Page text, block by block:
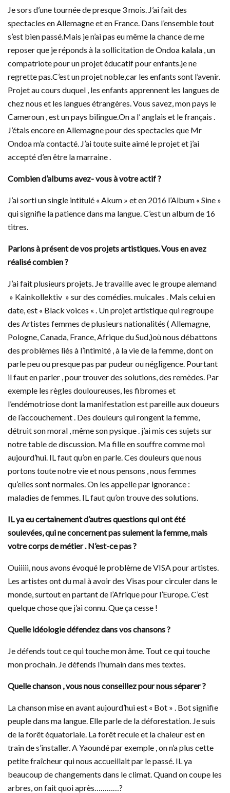
Je sors d’une tournée de presque 3 mois. J’ai fait des
spectacles en Allemagne et en France. Dans l’ensemble tout
s’est bien passé.Mais je n’ai pas eu même la chance de me
reposer que je réponds à la sollicitation de Ondoa kalala , un
compatriote pour un projet éducatif pour enfants.je ne
regrette pas.C’est un projet noble,car les enfants sont l’avenir.
Projet au cours duquel , les enfants apprennent les langues de
chez nous et les langues étrangères. Vous savez, mon pays le
Cameroun , est un pays bilingue.On a l’ anglais et le français .
J’étais encore en Allemagne pour des spectacles que Mr
Ondoa m’a contacté. J’ai toute suite aimé le projet et j’ai
accepté d’en être la marraine .
Combien d’albums avez- vous à votre actif ?
J’ai sorti un single intitulé « Akum » et en 2016 l’Album « Sine »
qui signifie la patience dans ma langue. C’est un album de 16
titres.
Parlons à présent de vos projets artistiques. Vous en avez
réalisé combien ?
J’ai fait plusieurs projets. Je travaille avec le groupe alemand
» Kainkollektiv » sur des comédies. muicales . Mais celui en
date, est « Black voices « . Un projet artistique qui regroupe
des Artistes femmes de plusieurs nationalités ( Allemagne,
Pologne, Canada, France, Afrique du Sud,)où nous débattons
des problèmes liés à l’intimité , à la vie de la femme, dont on
parle peu ou presque pas par pudeur ou négligence. Pourtant
il faut en parler , pour trouver des solutions, des remèdes. Par
exemple les règles douloureuses, les fibromes et
l’endémotriose dont la manifestation est pareille aux doueurs
de l’accouchement . Des douleurs qui rongent la femme,
détruit son moral , même son pysique . j’ai mis ces sujets sur
notre table de discussion. Ma fille en souffre comme moi
aujourd’hui. IL faut qu’on en parle. Ces douleurs que nous
portons toute notre vie et nous pensons , nous femmes
qu’elles sont normales. On les appelle par ignorance :
maladies de femmes. IL faut qu’on trouve des solutions.
IL ya eu certainement d’autres questions qui ont été
soulevées, qui ne concernent pas sulement la femme, mais
votre corps de métier . N’est-ce pas ?
Ouiiiii, nous avons évoqué le problème de VISA pour artistes.
Les artistes ont du mal à avoir des Visas pour circuler dans le
monde, surtout en partant de l’Afrique pour l’Europe. C’est
quelque chose que j’ai connu. Que ça cesse !
Quelle idéologie défendez dans vos chansons ?
Je défends tout ce qui touche mon âme. Tout ce qui touche
mon prochain. Je défends l’humain dans mes textes.
Quelle chanson , vous nous conseillez pour nous séparer ?
La chanson mise en avant aujourd’hui est « Bot » . Bot signifie
peuple dans ma langue. Elle parle de la déforestation. Je suis
de la forêt équatoriale. La forêt recule et la chaleur est en
train de s’installer. A Yaoundé par exemple , on n’a plus cette
petite fraîcheur qui nous accueillait par le passé. IL ya
beaucoup de changements dans le climat. Quand on coupe les
arbres, on fait quoi après…………?